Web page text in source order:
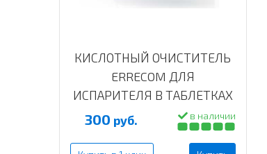
КИСЛОТНЫЙ ОЧИСТИТЕЛЬ
ERRECOM ДЛЯ
ИСПАРИТЕЛЯ В ТАБЛЕТКАХ
ACID TABS AB1102.01.JA
300 руб. в наличии